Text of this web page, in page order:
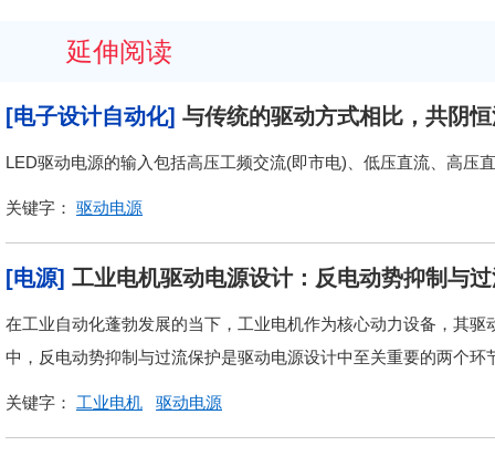
延伸阅读
[电子设计自动化] 与传统的驱动方式相比，共阴
LED驱动电源的输入包括高压工频交流(即市电)、低压直流、高压
关键字： 驱动电源
[电源] 工业电机驱动电源设计：反电动势抑制与
在工业自动化蓬勃发展的当下，工业电机作为核心动力设备，其
中，反电动势抑制与过流保护是驱动电源设计中至关重要的两个
关键字： 工业电机 驱动电源